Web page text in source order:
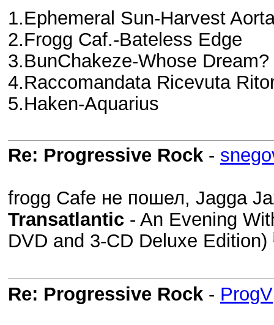
1.Ephemeral Sun-Harvest
2.Frogg Caf.-Bateless Edge
3.BunChakeze-Whose Dream?
4.Raccomandata Ricevuta
5.Haken-Aquarius
Re: Progressive Rock -
frogg Cafe не пошел, Jagga
Transatlantic - An Evening
DVD and 3-CD Deluxe Edition)
Re: Progressive Rock - ProgV